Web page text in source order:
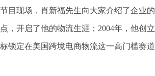
节目现场，肖新福先生向大家介绍了企业
点，开启了他的物流生涯；2004年，他创
标锁定在美国跨境电商物流这一高门槛赛道